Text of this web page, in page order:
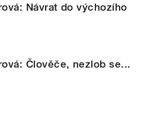
Návrat do výchozího
Člověče, nezlob se...